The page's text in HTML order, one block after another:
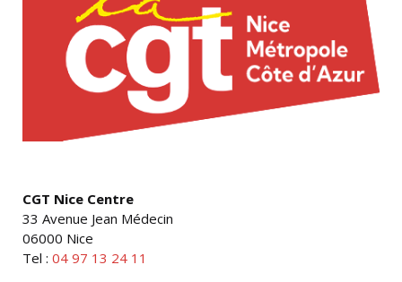
CGT Nice Centre
33 Avenue Jean Médecin
06000 Nice
Tel : 04 97 13 24 11